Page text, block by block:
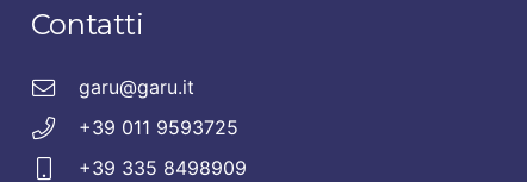
Contatti
garu@garu.it
+39 011 9593725
+39 335 8498909